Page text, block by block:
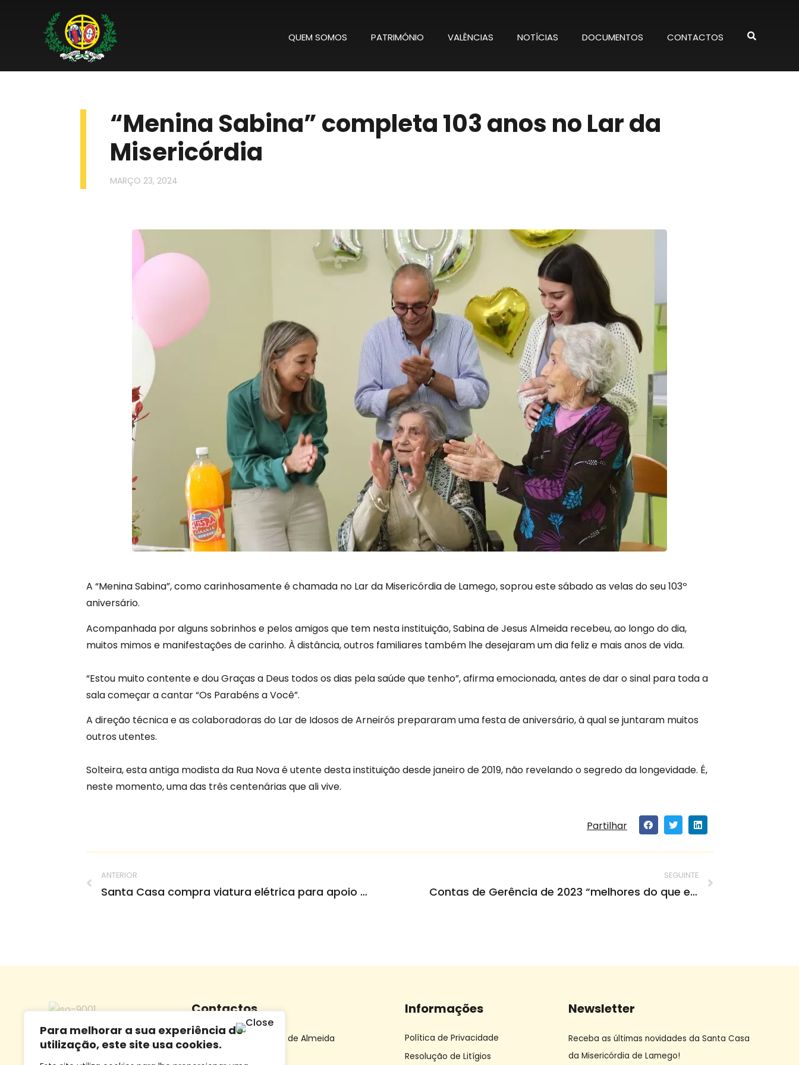
Para melhorar a sua experiência de
utilização, este site usa cookies.
QUEM SOMOS PATRIMÓNIO VALÊNCIAS NOTÍCIAS DOCUMENTOS CONTACTOS
“Menina Sabina” completa 103 anos no Lar da
Misericórdia
MARÇO 23, 2024
A “Menina Sabina”, como carinhosamente é chamada no Lar da Misericórdia de Lamego, soprou este sábado as velas do seu 103º
aniversário.
Acompanhada por alguns sobrinhos e pelos amigos que tem nesta instituição, Sabina de Jesus Almeida recebeu, ao longo do dia,
muitos mimos e manifestações de carinho. À distância, outros familiares também lhe desejaram um dia feliz e mais anos de vida.
“Estou muito contente e dou Graças a Deus todos os dias pela saúde que tenho”, afirma emocionada, antes de dar o sinal para toda a
sala começar a cantar “Os Parabéns a Você”.
A direção técnica e as colaboradoras do Lar de Idosos de Arneirós prepararam uma festa de aniversário, à qual se juntaram muitos
outros utentes.
Solteira, esta antiga modista da Rua Nova é utente desta instituição desde janeiro de 2019, não revelando o segredo da longevidade. É,
neste momento, uma das três centenárias que ali vive.
Partilhar
ANTERIOR
Santa Casa compra viatura elétrica para apoio domiciliário
SEGUINTE
Contas de Gerência de 2023 “melhores do que era expetável”
Contactos
Morada:Largo Dr. João de Almeida
Informações
Política de Privacidade
Resolução de Litígios
Newsletter
Receba as últimas novidades da Santa Casa
da Misericórdia de Lamego!